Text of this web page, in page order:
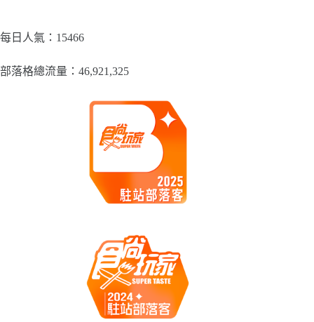
類
每日人氣：15466
部落格總流量：​46,921,325